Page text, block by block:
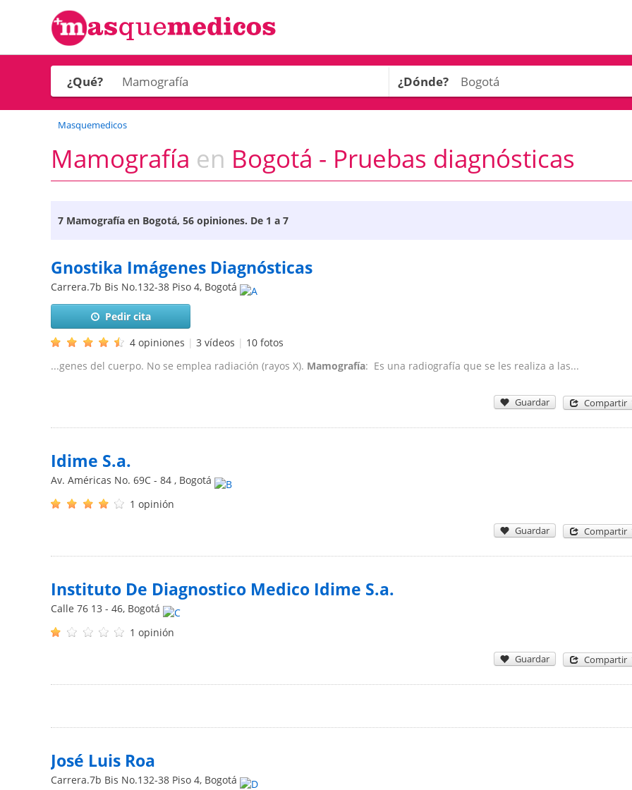
¿Qué? ¿Dónde?
Masquemedicos
Mamografía en Bogotá - Pruebas diagnósticas
7 Mamografía en Bogotá, 56 opiniones. De 1 a 7
Gnostika Imágenes Diagnósticas
Carrera.7b Bis No.132-38 Piso 4, Bogotá
Pedir cita
4 opiniones | 3 vídeos | 10 fotos
...genes del cuerpo. No se emplea radiación (rayos X). Mamografía: Es una radiografía que se les realiza a las...
Guardar Compartir
Idime S.a.
Av. Américas No. 69C - 84 , Bogotá
1 opinión
Guardar Compartir
Instituto De Diagnostico Medico Idime S.a.
Calle 76 13 - 46, Bogotá
1 opinión
Guardar Compartir
José Luis Roa
Carrera.7b Bis No.132-38 Piso 4, Bogotá